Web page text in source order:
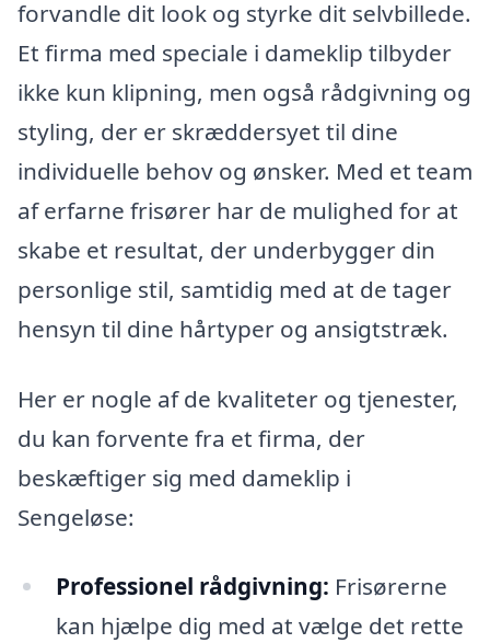
forvandle dit look og styrke dit selvbillede.
Et firma med speciale i dameklip tilbyder
ikke kun klipning, men også rådgivning og
styling, der er skræddersyet til dine
individuelle behov og ønsker. Med et team
af erfarne frisører har de mulighed for at
skabe et resultat, der underbygger din
personlige stil, samtidig med at de tager
hensyn til dine hårtyper og ansigtstræk.
Her er nogle af de kvaliteter og tjenester,
du kan forvente fra et firma, der
beskæftiger sig med dameklip i
Sengeløse:
Professionel rådgivning: Frisørerne
kan hjælpe dig med at vælge det rette